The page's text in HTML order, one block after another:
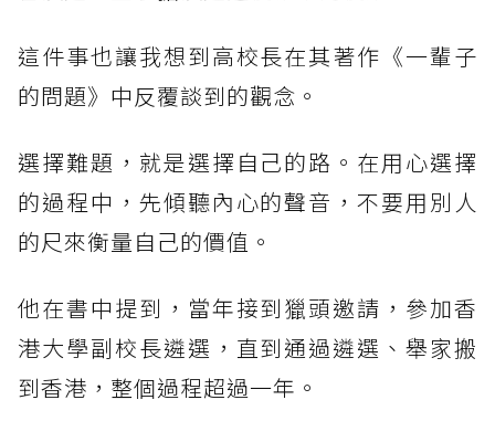
這件事也讓我想到高校長在其著作《一輩子
的問題》中反覆談到的觀念。
選擇難題，就是選擇自己的路。在用心選擇
的過程中，先傾聽內心的聲音，不要用別人
的尺來衡量自己的價值。
他在書中提到，當年接到獵頭邀請，參加香
港大學副校長遴選，直到通過遴選、舉家搬
到香港，整個過程超過一年。